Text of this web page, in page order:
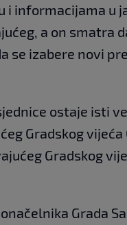
i informacijama u
a on smatra
se izabere novi
ostaje isti
Gradskog
Gradskog
Grada